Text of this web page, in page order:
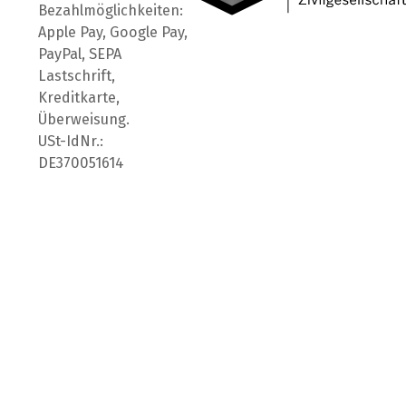
Bezahlmöglichkeiten:
Apple Pay, Google Pay,
PayPal, SEPA
Lastschrift,
Kreditkarte,
Überweisung.
USt-IdNr.:
DE370051614